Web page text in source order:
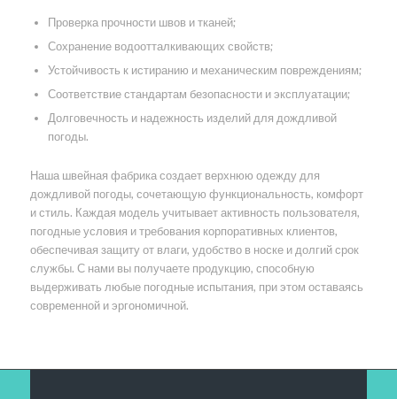
Проверка прочности швов и тканей;
Сохранение водоотталкивающих свойств;
Устойчивость к истиранию и механическим повреждениям;
Соответствие стандартам безопасности и эксплуатации;
Долговечность и надежность изделий для дождливой
погоды.
Наша швейная фабрика создает верхнюю одежду для
дождливой погоды, сочетающую функциональность, комфорт
и стиль. Каждая модель учитывает активность пользователя,
погодные условия и требования корпоративных клиентов,
обеспечивая защиту от влаги, удобство в носке и долгий срок
службы. С нами вы получаете продукцию, способную
выдерживать любые погодные испытания, при этом оставаясь
современной и эргономичной.